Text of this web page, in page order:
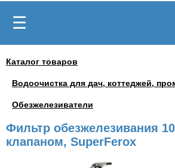
☰
Каталог товаров
Водоочистка для дач, коттеджей,
Обезжелезиватели
Фильтр обезжелезивания
клапаном, SuperFerox